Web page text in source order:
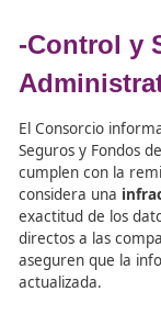
presunción de
solicitudes de
aceptadas. Las
bastando el
contrato sigue
-Control